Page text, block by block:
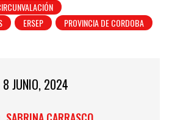
ERSEP PROVINCIA DE CORDOBA
8 JUNIO, 2024